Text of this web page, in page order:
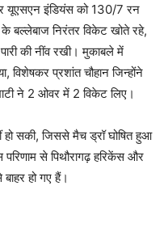
यूएसएन इंडियंस को 130/7 रन
बल्लेबाज निरंतर विकेट खोते रहे,
की नींव रखी। मुकाबले में
विशेषकर प्रशांत चौहान जिन्होंने
ने 2 ओवर में 2 विकेट लिए।
हो सकी, जिससे मैच ड्रॉ घोषित हुआ
से पिथौरागढ़ हरिकेंस और
हो गए हैं।